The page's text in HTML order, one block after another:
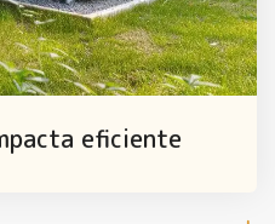
eficiente